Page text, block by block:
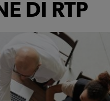
DI RTP